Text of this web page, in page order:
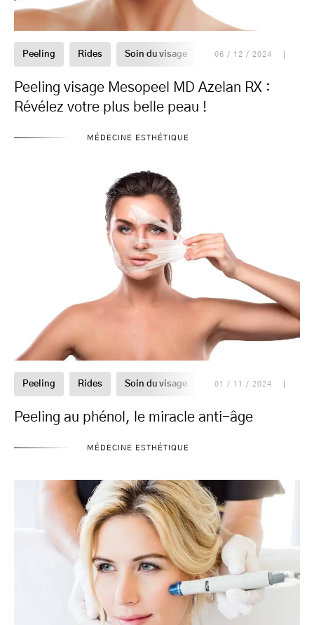
Peeling Rides Soin du visage 06 / 12 / 2024
Peeling visage Mesopeel MD Azelan RX :
Révélez votre plus belle peau !
MÉDECINE ESTHÉTIQUE
Peeling Rides Soin du visage 01 / 11 / 2024
Peeling au phénol, le miracle anti-âge
MÉDECINE ESTHÉTIQUE